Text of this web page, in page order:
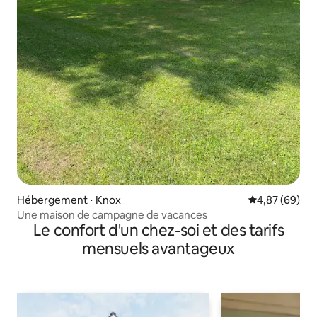
Hébergement ⋅ Knox Évaluation
4,87 (69)
Une maison de campagne de vacances
Le confort d'un chez-soi et des tarifs
mensuels avantageux